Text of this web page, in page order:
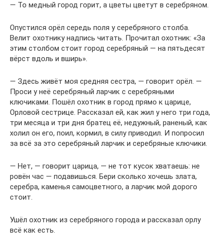
— То медный город горит, а цветы цветут в серебряном.
Опустился орёл середь поля у серебряного столба.
Велит охотнику надпись читать. Прочитал охотник: «За
этим столбом стоит город серебряный — на пятьдесят
вёрст вдоль и вширь».
— Здесь живёт моя средняя сестра, — говорит орёл. —
Проси у неё серебряный ларчик с серебряными
ключиками. Пошёл охотник в город прямо к царице,
Орловой сестрице. Рассказал ей, как жил у него три года,
три месяца и три дня братец её, недужный, раненый, как
холил он его, поил, кормил, в силу приводил. И попросил
за всё за это серебряный ларчик и серебряные ключики.
— Нет, — говорит царица, — не тот кусок хватаешь: не
ровён час — подавишься. Бери сколько хочешь злата,
серебра, каменья самоцветного, а ларчик мой дорого
стоит.
Ушёл охотник из серебряного города и рассказал орлу
всё как есть.